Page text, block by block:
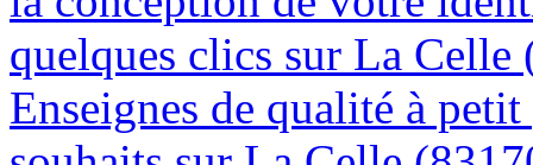
quelques clics sur La Celle
Enseignes de qualité à